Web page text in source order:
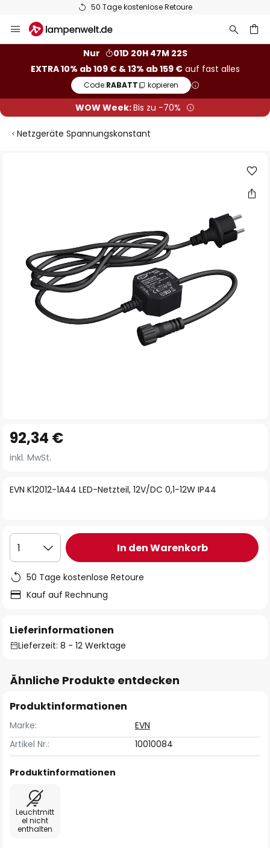
50 Tage kostenlose Retoure
Inhalt
Nur
01D 20H 47M 22S
EXTRA 10% ab 109 € & 13% ab 159 €auf fast alles
Code:RABATT kopieren
WOW Week:Bis zu -70%
Netzgeräte Spannungskonstant
Anfang
der
springen
EVN K12012-1A44 LED-Netzteil, 12V/DC 0,1-12W IP44
92,34 €
inkl. MwSt.
1 In den Warenkorb
50 Tage kostenlose Retoure
Kauf auf Rechnung
Lieferinformationen
Lieferzeit: 8 - 12 Werktage
Ähnliche Produkte entdecken
Produktinformationen
Marke:
EVN
Artikel Nr.:
10010084
Produktinformationen
Leuchtmitt
el nicht
enthalten